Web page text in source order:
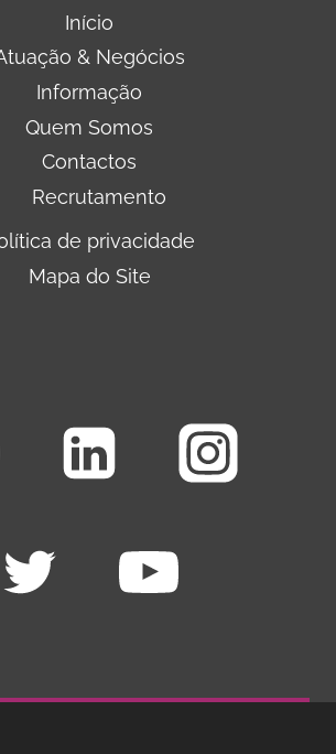
Início
& Negócios
Informação
Quem Somos
Contactos
Recrutamento
de privacidade
Mapa do Site